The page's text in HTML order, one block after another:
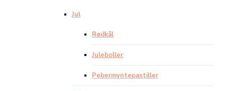
Jul
Rødkål
Juleboller
Pebermyntepastiller